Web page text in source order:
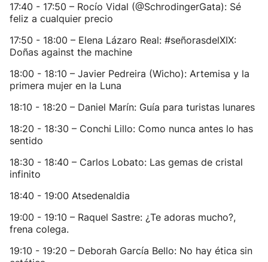
17:40 - 17:50 – Rocío Vidal (@SchrodingerGata): Sé
feliz a cualquier precio
17:50 - 18:00 – Elena Lázaro Real: #señorasdelXIX:
Doñas against the machine
18:00 - 18:10 – Javier Pedreira (Wicho): Artemisa y la
primera mujer en la Luna
18:10 - 18:20 – Daniel Marín: Guía para turistas lunares
18:20 - 18:30 – Conchi Lillo: Como nunca antes lo has
sentido
18:30 - 18:40 – Carlos Lobato: Las gemas de cristal
infinito
18:40 - 19:00 Atsedenaldia
19:00 - 19:10 – Raquel Sastre: ¿Te adoras mucho?,
frena colega.
19:10 - 19:20 – Deborah García Bello: No hay ética sin